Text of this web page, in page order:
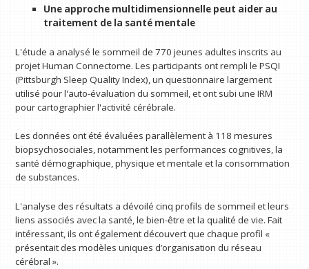
Une approche multidimensionnelle peut aider au
traitement de la santé mentale
L'étude a analysé le sommeil de 770 jeunes adultes inscrits au
projet Human Connectome. Les participants ont rempli le PSQI
(Pittsburgh Sleep Quality Index), un questionnaire largement
utilisé pour l'auto-évaluation du sommeil, et ont subi une IRM
pour cartographier l'activité cérébrale.
Les données ont été évaluées parallèlement à 118 mesures
biopsychosociales, notamment les performances cognitives, la
santé démographique, physique et mentale et la consommation
de substances.
L'analyse des résultats a dévoilé cinq profils de sommeil et leurs
liens associés avec la santé, le bien-être et la qualité de vie. Fait
intéressant, ils ont également découvert que chaque profil «
présentait des modèles uniques d’organisation du réseau
cérébral ».